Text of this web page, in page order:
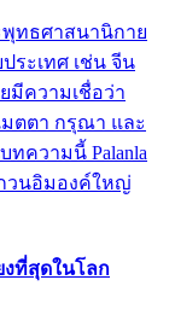
พุทธศาสนานิกาย
ระเทศ เช่น จีน
มีความเชื่อว่า
ตตา กรุณา และ
ความนี้ Palanla
วนอิมองค์ใหญ่
ที่สุดในโลก